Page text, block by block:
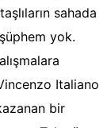
sahada
yok.
Italiano
bir